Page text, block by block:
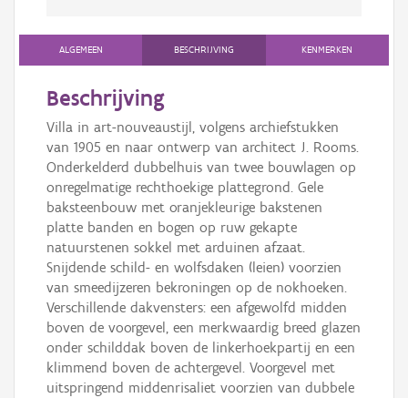
ALGEMEEN BESCHRIJVING KENMERKEN
Beschrijving
Villa in art-nouveaustijl, volgens archiefstukken
van 1905 en naar ontwerp van architect J. Rooms.
Onderkelderd dubbelhuis van twee bouwlagen op
onregelmatige rechthoekige plattegrond. Gele
baksteenbouw met oranjekleurige bakstenen
platte banden en bogen op ruw gekapte
natuurstenen sokkel met arduinen afzaat.
Snijdende schild- en wolfsdaken (leien) voorzien
van smeedijzeren bekroningen op de nokhoeken.
Verschillende dakvensters: een afgewolfd midden
boven de voorgevel, een merkwaardig breed glazen
onder schilddak boven de linkerhoekpartij en een
klimmend boven de achtergevel. Voorgevel met
uitspringend middenrisaliet voorzien van dubbele